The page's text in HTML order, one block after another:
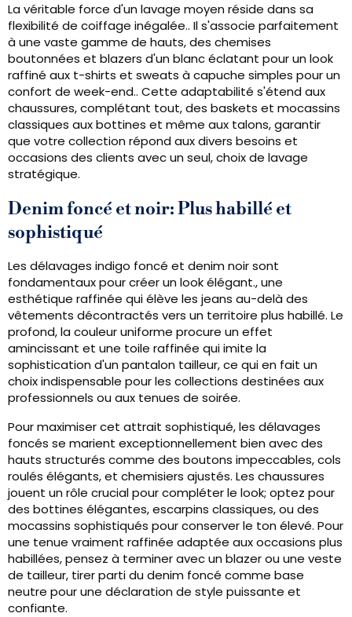
La véritable force d'un lavage moyen réside dans sa
flexibilité de coiffage inégalée.. Il s'associe parfaitement
à une vaste gamme de hauts, des chemises
boutonnées et blazers d'un blanc éclatant pour un look
raffiné aux t-shirts et sweats à capuche simples pour un
confort de week-end.. Cette adaptabilité s'étend aux
chaussures, complétant tout, des baskets et mocassins
classiques aux bottines et même aux talons, garantir
que votre collection répond aux divers besoins et
occasions des clients avec un seul, choix de lavage
stratégique.
Denim foncé et noir: Plus habillé et
sophistiqué
Les délavages indigo foncé et denim noir sont
fondamentaux pour créer un look élégant., une
esthétique raffinée qui élève les jeans au-delà des
vêtements décontractés vers un territoire plus habillé. Le
profond, la couleur uniforme procure un effet
amincissant et une toile raffinée qui imite la
sophistication d'un pantalon tailleur, ce qui en fait un
choix indispensable pour les collections destinées aux
professionnels ou aux tenues de soirée.
Pour maximiser cet attrait sophistiqué, les délavages
foncés se marient exceptionnellement bien avec des
hauts structurés comme des boutons impeccables, cols
roulés élégants, et chemisiers ajustés. Les chaussures
jouent un rôle crucial pour compléter le look; optez pour
des bottines élégantes, escarpins classiques, ou des
mocassins sophistiqués pour conserver le ton élevé. Pour
une tenue vraiment raffinée adaptée aux occasions plus
habillées, pensez à terminer avec un blazer ou une veste
de tailleur, tirer parti du denim foncé comme base
neutre pour une déclaration de style puissante et
confiante.